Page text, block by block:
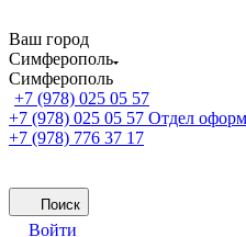
Ваш город
Симферополь
Симферополь
+7 (978) 025 05 57
+7 (978) 025 05 57 Отдел
+7 (978) 776 37 17
Поиск
Войти